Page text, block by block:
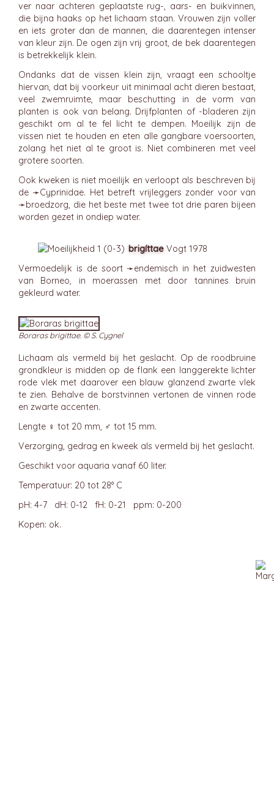
ver naar achteren geplaatste rug-, aars- en buikvinnen,
die bijna haaks op het lichaam staan. Vrouwen zijn voller
en iets groter dan de mannen, die daarentegen intenser
van kleur zijn. De ogen zijn vrij groot, de bek daarentegen
is betrekkelijk klein.
Ondanks dat de vissen klein zijn, vraagt een schooltje
hiervan, dat bij voorkeur uit minimaal acht dieren bestaat,
veel zwemruimte, maar beschutting in de vorm van
planten is ook van belang. Drijfplanten of -bladeren zijn
geschikt om al te fel licht te dempen. Moeilijk zijn de
vissen niet te houden en eten alle gangbare voersoorten,
zolang het niet al te groot is. Niet combineren met veel
grotere soorten.
Ook kweken is niet moeilijk en verloopt als beschreven bij
de ➛Cyprinidae. Het betreft vrijleggers zonder voor van
➛broedzorg, die het beste met twee tot drie paren bijeen
worden gezet in ondiep water.
brigíttae Vogt 1978
Vermoedelijk is de soort ➛endemisch in het zuidwesten
van Borneo, in moerassen met door tannines bruin
gekleurd water.
Boraras brigittae. © S. Cygnel
Lichaam als vermeld bij het geslacht. Op de roodbruine
grondkleur is midden op de flank een langgerekte lichter
rode vlek met daarover een blauw glanzend zwarte vlek
te zien. Behalve de borstvinnen vertonen de vinnen rode
en zwarte accenten.
Lengte ♀ tot 20 mm, ♂ tot 15 mm.
Verzorging, gedrag en kweek als vermeld bij het geslacht.
Geschikt voor aquaria vanaf 60 liter.
Temperatuur: 20 tot 28° C
pH: 4-7 dH: 0-12 fH: 0-21 ppm: 0-200
Kopen: ok.